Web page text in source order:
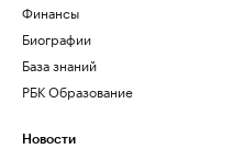
Финансы
Биографии
База знаний
РБК Образование
Новости